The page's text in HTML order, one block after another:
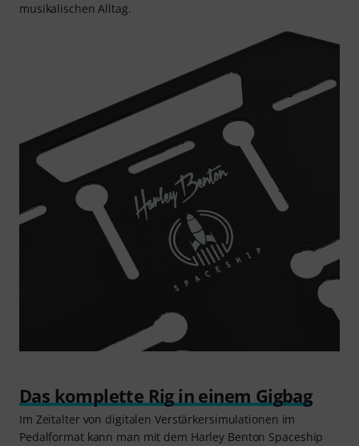
musikalischen Alltag.
Das komplette Rig in einem Gigbag
Im Zeitalter von digitalen Verstärkersimulationen im
Pedalformat kann man mit dem Harley Benton Spaceship